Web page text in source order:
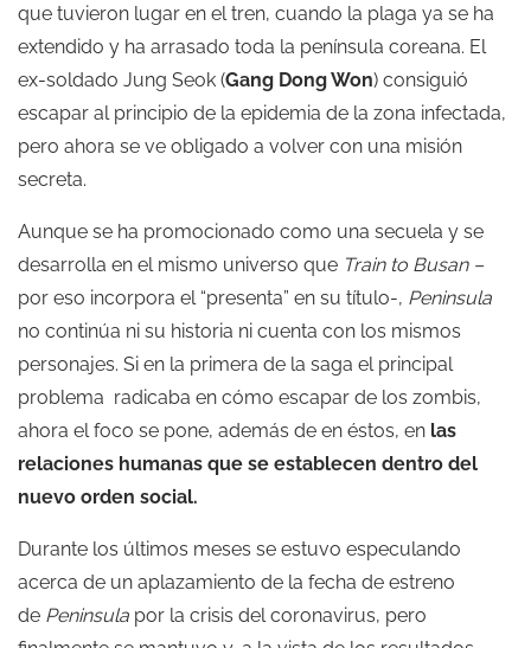
que tuvieron lugar en el tren, cuando la plaga ya se ha
extendido y ha arrasado toda la península coreana. El
ex-soldado Jung Seok (Gang Dong Won) consiguió
escapar al principio de la epidemia de la zona infectada,
pero ahora se ve obligado a volver con una misión
secreta.
Aunque se ha promocionado como una secuela y se
desarrolla en el mismo universo que Train to Busan –
por eso incorpora el “presenta” en su título-, Peninsula
no continúa ni su historia ni cuenta con los mismos
personajes. Si en la primera de la saga el principal
problema radicaba en cómo escapar de los zombis,
ahora el foco se pone, además de en éstos, en las
relaciones humanas que se establecen dentro del
nuevo orden social.
Durante los últimos meses se estuvo especulando
acerca de un aplazamiento de la fecha de estreno
de Peninsula por la crisis del coronavirus, pero